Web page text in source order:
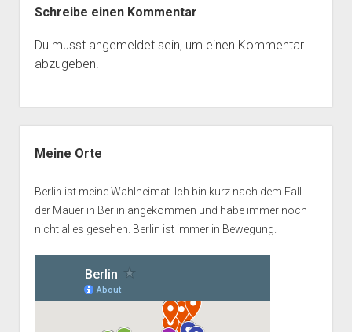
Schreibe einen Kommentar
Du musst angemeldetsein, um einen Kommentar
abzugeben.
Meine Orte
Berlin ist meine Wahlheimat. Ich bin kurz nach dem Fall
der Mauer in Berlin angekommen und habe immer noch
nicht alles gesehen. Berlin ist immer in Bewegung.